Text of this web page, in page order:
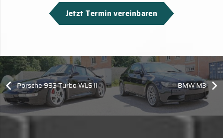
Jetzt Termin vereinbaren
Porsche 993 Turbo WLS II BMW M3